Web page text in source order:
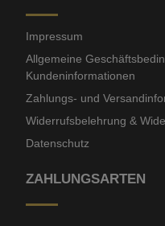
Impressum
Allgemeine
Kundeninformationen
Zahlungs- und
Widerrufsbelehrung &
Datenschutz
ZAHLUNGSARTEN